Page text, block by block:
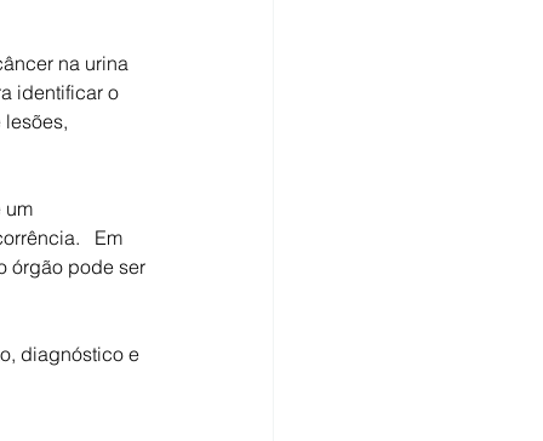
na urina
identificar o
um
Em
órgão pode ser
diagnóstico e